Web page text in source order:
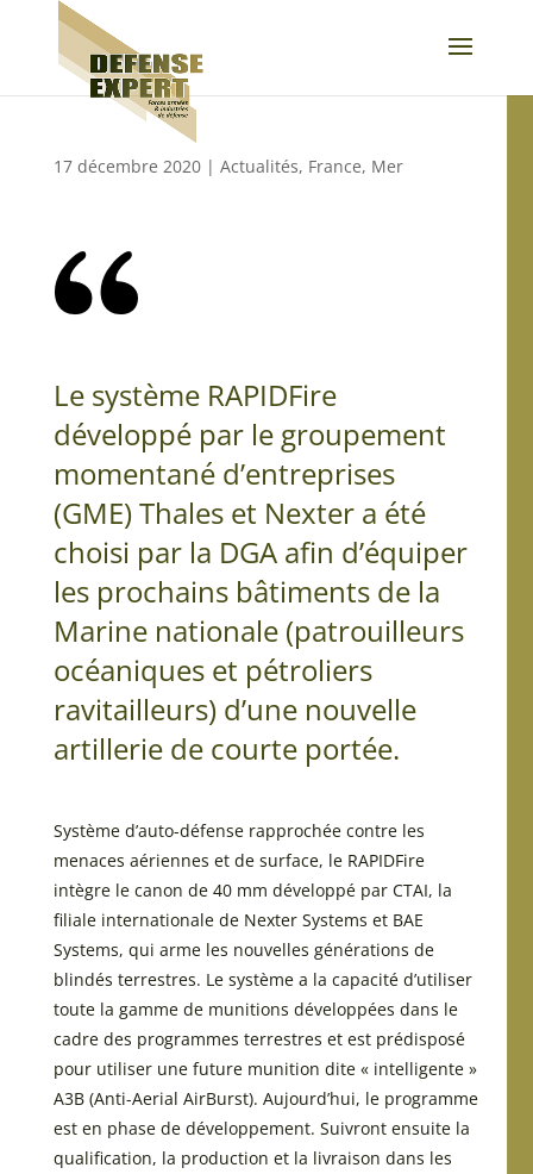
17 décembre 2020| Actualités, France, Mer
Le système RAPIDFire
développé par le groupement
momentané d’entreprises
(GME) Thales et Nexter a été
choisi par la DGA afin d’équiper
les prochains bâtiments de la
Marine nationale (patrouilleurs
océaniques et pétroliers
ravitailleurs) d’une nouvelle
artillerie de courte portée.
Système d’auto-défense rapprochée contre les
menaces aériennes et de surface, le RAPIDFire
intègre le canon de 40 mm développé par CTAI, la
filiale internationale de Nexter Systems et BAE
Systems, qui arme les nouvelles générations de
blindés terrestres. Le système a la capacité d’utiliser
toute la gamme de munitions développées dans le
cadre des programmes terrestres et est prédisposé
pour utiliser une future munition dite « intelligente »
A3B (Anti-Aerial AirBurst). Aujourd’hui, le programme
est en phase de développement. Suivront ensuite la
qualification, la production et la livraison dans les